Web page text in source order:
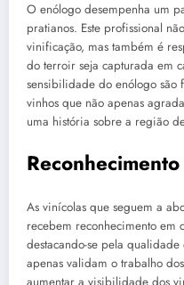
O enólogo desempenha um
pratianos. Este profissional
vinificação, mas também é
do terroir seja capturada em
sensibilidade do enólogo são
vinhos que não apenas
uma história sobre a região
As vinícolas que seguem a
recebem reconhecimento em
destacando-se pela qualidade
apenas validam o trabalho